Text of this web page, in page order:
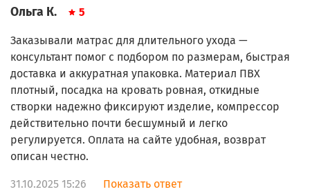
Ольга К. 5
Заказывали матрас для длительного ухода —
консультант помог с подбором по размерам, быстрая
доставка и аккуратная упаковка. Материал ПВХ
плотный, посадка на кровать ровная, откидные
створки надежно фиксируют изделие, компрессор
действительно почти бесшумный и легко
регулируется. Оплата на сайте удобная, возврат
описан честно.
31.10.2025 15:26 Показать ответ